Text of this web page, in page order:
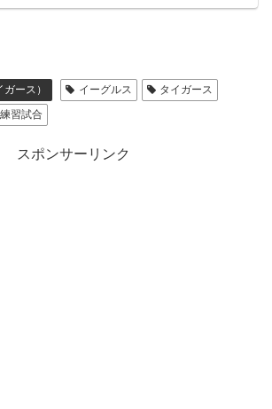
ース） イーグルス
タイガース
練習試合
スポンサーリンク